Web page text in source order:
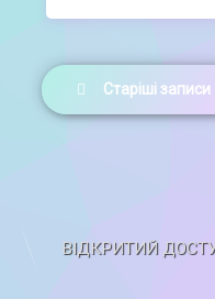
Навігація
записів
Старіші записи
ВІДКРИТИЙ